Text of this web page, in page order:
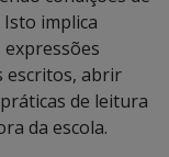
implica
escritos, abrir
de leitura
da escola.